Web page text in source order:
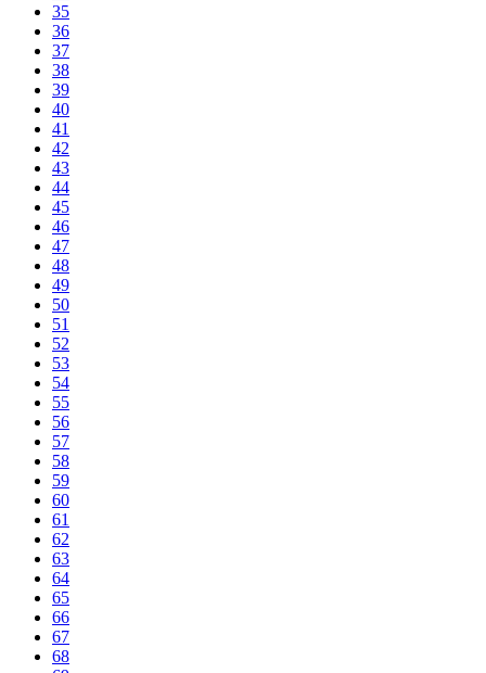
35
36
37
38
39
40
41
42
43
44
45
46
47
48
49
50
51
52
53
54
55
56
57
58
59
60
61
62
63
64
65
66
67
68